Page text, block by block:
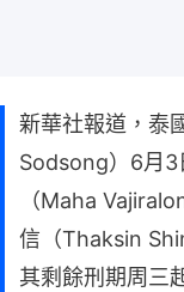
新華社報道，泰
Sodsong）6月3
（Maha
信（Thaksin
其剩餘刑期周三